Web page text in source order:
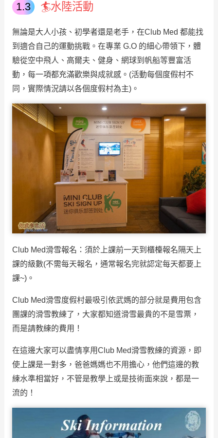
🏄水陸活動
無論是大人小孩、初學者還是老手，在Club Med 都能找
到適合自己的運動挑戰。在專業 G.O 的細心帶領下，體
驗從空中飛人、高爾夫、健身、網球到帆船等豐富活
動，每一項都充滿歡樂與成就感。(活動每個度假村不
同，實際情況請以各個度假村為主)。
Club Med滑雪報名：須於上課前一天到櫃檯報名隔天上
課的級數(不需每天報名，通常報名完就認定每天都要上
課~)。
Club Med滑雪度假村最吸引依武媽的部分就是費用包含
團課的滑雪教練了，大家都知道滑雪最貴的不是雪票，
而是請教練的費用！
在這邊大家可以盡情享用Club Med滑雪教練的資源，即
使上課是一對多，爸爸媽媽也不用擔心，他們這邊的教
練水準相當好，不管是教學上或是技術面來說，都是一
流的！